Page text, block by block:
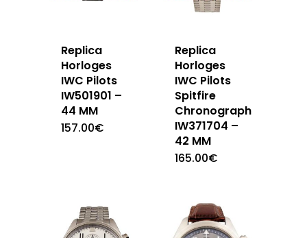
Replica
Horloges
IWC Pilots
IW501901 –
44 MM
157.00€
Replica
Horloges
IWC Pilots
Spitfire
Chronograph
IW371704 –
42 MM
165.00€